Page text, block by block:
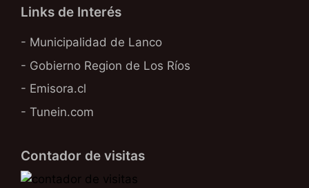
Links de Interés
- Municipalidad de Lanco
- Gobierno Region de Los Ríos
- Emisora.cl
- Tunein.com
Contador de visitas